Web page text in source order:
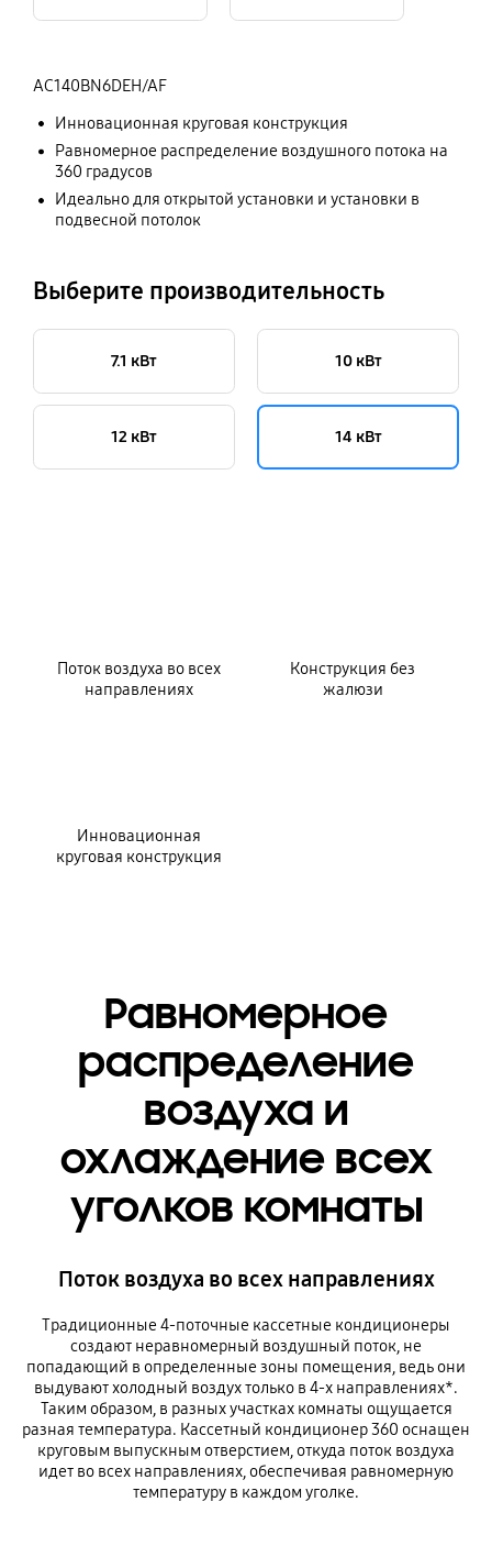
Идеальное решение для любого пространства | Кассетный кондиционер Samsung 360
AC140BN6DEH/AF
Инновационная круговая конструкция
Равномерное распределение воздушного потока на
360 градусов
Идеально для открытой установки и установки в
подвесной потолок
Выберите производительность
7.1 кВт 10 кВт
12 кВт 14 кВт
Поток воздуха во всех
направлениях
Конструкция без
жалюзи
Инновационная
круговая конструкция
Равномерное
распределение
воздуха и
охлаждение всех
уголков комнаты
Поток воздуха во всех направлениях
Традиционные 4-поточные кассетные кондиционеры
создают неравномерный воздушный поток, не
попадающий в определенные зоны помещения, ведь они
выдувают холодный воздух только в 4-х направлениях*.
Таким образом, в разных участках комнаты ощущается
разная температура. Кассетный кондиционер 360 оснащен
круговым выпускным отверстием, откуда поток воздуха
идет во всех направлениях, обеспечивая равномерную
температуру в каждом уголке.